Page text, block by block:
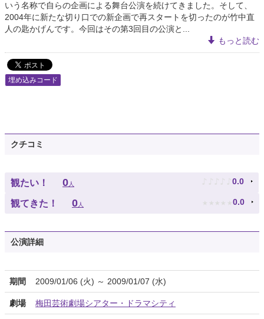
いう名称で自らの企画による舞台公演を続けてきました。そして、
2004年に新たな切り口での新企画で再スタートを切ったのが竹中直
人の匙かげんです。今回はその第3回目の公演と...
もっと読む
埋め込みコード
クチコミ
観たい！ 0人 ♪ ♪ ♪ ♪ ♪ 0.0
観てきた！ 0人 ★ ★ ★ ★ ★ 0.0
公演詳細
期間 2009/01/06 (火) ～ 2009/01/07 (水)
劇場 梅田芸術劇場シアター・ドラマシティ